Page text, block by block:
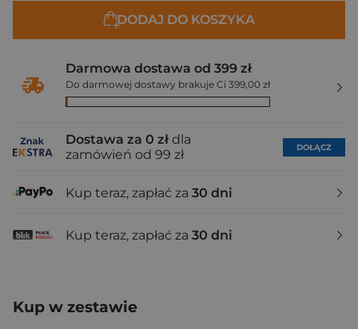
DODAJ DO KOSZYKA
Darmowa dostawa od 399 zł
Do darmowej dostawy brakuje Ci 399,00 zł
Dostawa za 0 zł dla
zamówień od 99 zł
DOŁĄCZ
Kup teraz, zapłać za 30 dni
Kup teraz, zapłać za 30 dni
Kup w zestawie